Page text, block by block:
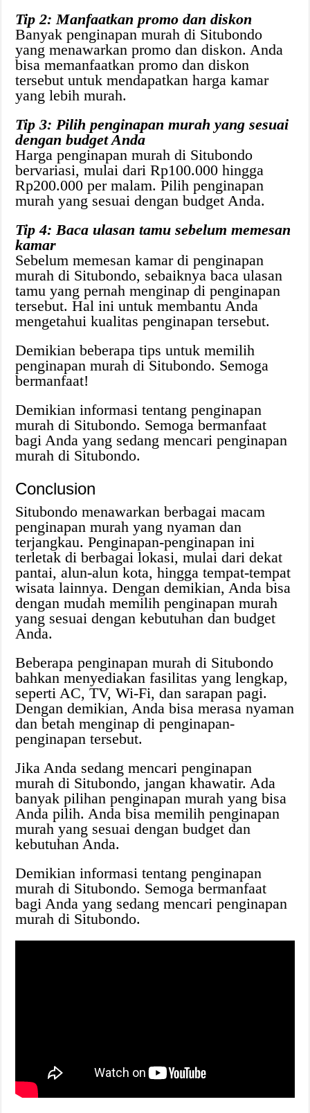
Tip 2: Manfaatkan promo dan diskon
Banyak penginapan murah di Situbondo
yang menawarkan promo dan diskon. Anda
bisa memanfaatkan promo dan diskon
tersebut untuk mendapatkan harga kamar
yang lebih murah.
Tip 3: Pilih penginapan murah yang sesuai
dengan budget Anda
Harga penginapan murah di Situbondo
bervariasi, mulai dari Rp100.000 hingga
Rp200.000 per malam. Pilih penginapan
murah yang sesuai dengan budget Anda.
Tip 4: Baca ulasan tamu sebelum memesan
kamar
Sebelum memesan kamar di penginapan
murah di Situbondo, sebaiknya baca ulasan
tamu yang pernah menginap di penginapan
tersebut. Hal ini untuk membantu Anda
mengetahui kualitas penginapan tersebut.
Demikian beberapa tips untuk memilih
penginapan murah di Situbondo. Semoga
bermanfaat!
Demikian informasi tentang penginapan
murah di Situbondo. Semoga bermanfaat
bagi Anda yang sedang mencari penginapan
murah di Situbondo.
Conclusion
Situbondo menawarkan berbagai macam
penginapan murah yang nyaman dan
terjangkau. Penginapan-penginapan ini
terletak di berbagai lokasi, mulai dari dekat
pantai, alun-alun kota, hingga tempat-tempat
wisata lainnya. Dengan demikian, Anda bisa
dengan mudah memilih penginapan murah
yang sesuai dengan kebutuhan dan budget
Anda.
Beberapa penginapan murah di Situbondo
bahkan menyediakan fasilitas yang lengkap,
seperti AC, TV, Wi-Fi, dan sarapan pagi.
Dengan demikian, Anda bisa merasa nyaman
dan betah menginap di penginapan-
penginapan tersebut.
Jika Anda sedang mencari penginapan
murah di Situbondo, jangan khawatir. Ada
banyak pilihan penginapan murah yang bisa
Anda pilih. Anda bisa memilih penginapan
murah yang sesuai dengan budget dan
kebutuhan Anda.
Demikian informasi tentang penginapan
murah di Situbondo. Semoga bermanfaat
bagi Anda yang sedang mencari penginapan
murah di Situbondo.